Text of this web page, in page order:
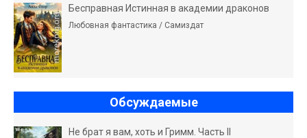
Бесправная Истинная в академии драконов
Любовная фантастика / Самиздат
Обсуждаемые
Не брат я вам, хоть и Гримм. Часть II